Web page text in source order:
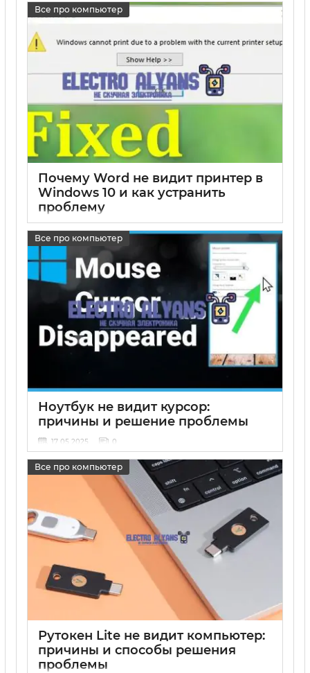
Все про компьютер
Почему Word не видит принтер в
Windows 10 и как устранить
проблему
Все про компьютер
Ноутбук не видит курсор:
причины и решение проблемы
17 05 2025 0
Все про компьютер
Рутокен Lite не видит компьютер:
причины и способы решения
проблемы